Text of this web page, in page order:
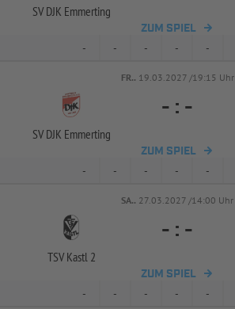
SV DJK Emmerting
ZUM SPIEL
- - - - -
FR.. 19.03.2027 /19:15 Uhr
SV DJK Emmerting
- : -
ZUM SPIEL
- - - - -
SA.. 27.03.2027 /14:00 Uhr
TSV Kastl 2
- : -
ZUM SPIEL
- - - - -